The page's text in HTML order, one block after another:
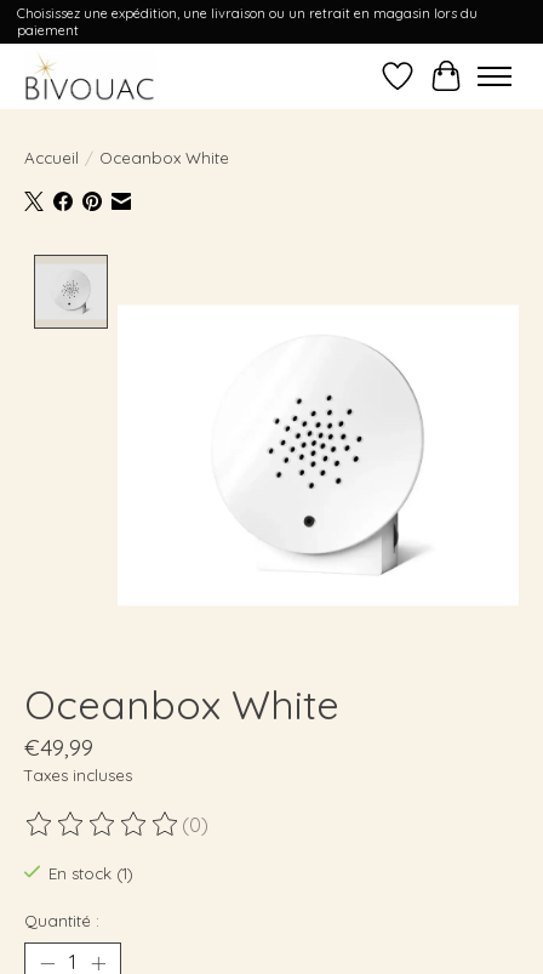
Choisissez une expédition, une livraison ou un retrait en magasin lors du
paiement
Liste dePanier
Accueil / Oceanbox White
Oceanbox White
€49,99
Taxes incluses
Ce produit est évalué à
(0)
En stock (1)
Quantité :